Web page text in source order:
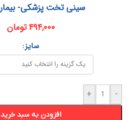
سینی تخت پزشکی-
۴۹۴,۰۰۰تومان
سایز
-
+
افزودن به سبد خرید